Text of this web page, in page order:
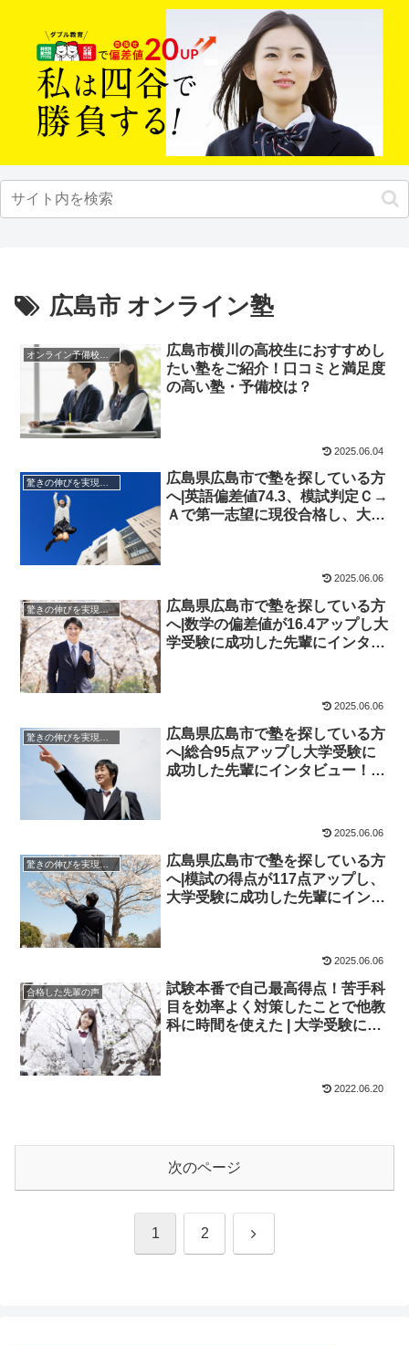
広島市 オンライン塾
広島市横川の高校生におすすめし
たい塾をご紹介！口コミと満足度
の高い塾・予備校は？
2025.06.04
広島県広島市で塾を探している方
へ|英語偏差値74.3、模試判定Ｃ→
Ａで第一志望に現役合格し、大学
2025.06.06
驚きの伸びを実現｜先輩列伝
広島県広島市で塾を探している方
へ|数学の偏差値が16.4アップし大
学受験に成功した先輩にインタビ
2025.06.06
広島県広島市で塾を探している方
へ|総合95点アップし大学受験に
成功した先輩にインタビュー！大
2025.06.06
驚きの伸びを実現｜先輩列伝
広島県広島市で塾を探している方
へ|模試の得点が117点アップし、
大学受験に成功した先輩にインタ
2025.06.06
合格した先輩の声
試験本番で自己最高得点！苦手科
目を効率よく対策したことで他教
科に時間を使えた | 大学受験に成
2022.06.20
次のページ
1 2 次